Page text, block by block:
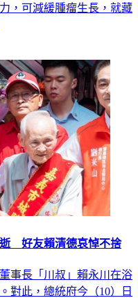
就能防癌！最新研究顯
，可減緩腫瘤生長，就藏
事長「川叔」賴永川在浴